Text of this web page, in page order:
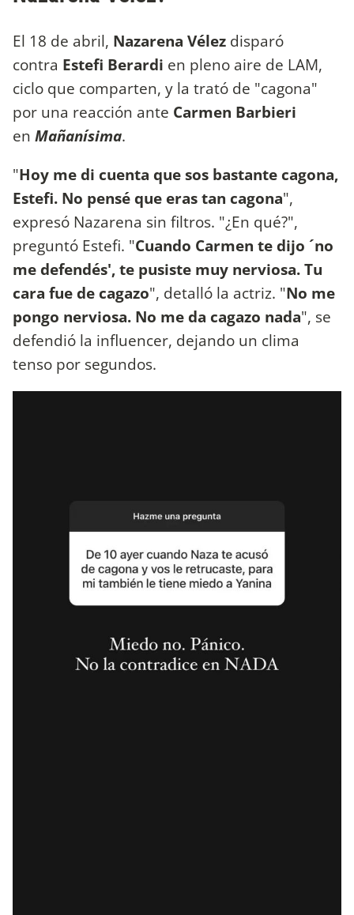
El 18 de abril, Nazarena Vélez disparó
contra Estefi Berardi en pleno aire de LAM,
ciclo que comparten, y la trató de "cagona"
por una reacción ante Carmen Barbieri
en Mañanísima.
"Hoy me di cuenta que sos bastante cagona,
Estefi. No pensé que eras tan cagona",
expresó Nazarena sin filtros. "¿En qué?",
preguntó Estefi. "Cuando Carmen te dijo ´no
me defendés', te pusiste muy nerviosa. Tu
cara fue de cagazo", detalló la actriz. "No me
pongo nerviosa. No me da cagazo nada", se
defendió la influencer, dejando un clima
tenso por segundos.